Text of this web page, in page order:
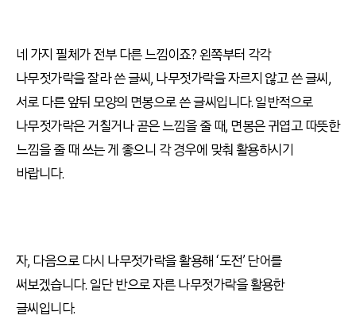
네 가지 필체가 전부 다른 느낌이죠?왼쪽부터 각각
나무젓가락을 잘라 쓴 글씨, 나무젓가락을 자르지 않고 쓴 글씨 ,
서로 다른 앞뒤 모양의 면봉으로 쓴 글씨입니다.일반적으로
나무젓가락은 거칠거나 곧은 느낌을 줄 때, 면봉은 귀엽고 따뜻한
느낌을 줄 때 쓰는 게 좋으니 각 경우에 맞춰 활용하시기
바랍니다.
자, 다음으로 다시 나무젓가락을 활용해 ‘도전’단어를
써보겠습니다. 일단 반으로 자른 나무젓가락을 활용한
글씨입니다.